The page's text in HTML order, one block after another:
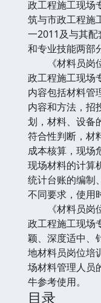
政工程施工现场
筑与市政工程施
一2011及与其
和专业技能两部
《材料员岗位
政工程施工现场
内容包括材料管
内容和方法，招
划，材料、设备
符合性判断，材
成本核算，现场
现场材料的计算
统计台账的编制
不同要求，使用
《材料员岗位
政工程施工现场
颖、深度适中、
地材料员岗位培
场材料管理人员
牛参考使用。
目录